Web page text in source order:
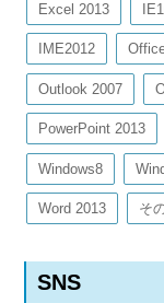
Excel 2013
IME2012
Outlook 2007
PowerPoint 2013
Windows8
Word 2013 そ
SNS